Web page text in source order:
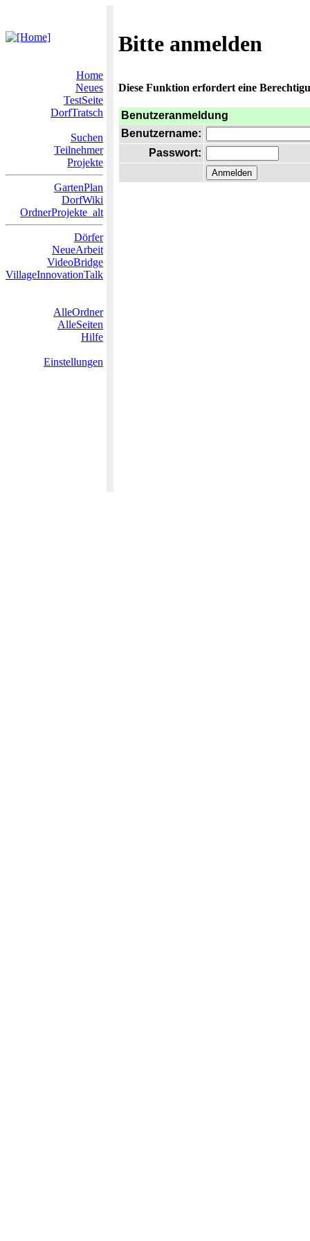
Bitte anmelden
Home
Neues
TestSeite
DorfTratsch
Suchen
Teilnehmer
Projekte
GartenPlan
DorfWiki
OrdnerProjekte_alt
Dörfer
NeueArbeit
VideoBridge
VillageInnovationTalk
AlleOrdner
AlleSeiten
Hilfe
Einstellungen
Diese Funktion erfordert eine
Benutzeranmeldung
Benutzername:
Passwort: